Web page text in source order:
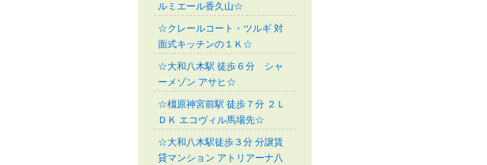
ルミエール香久山☆
☆クレールコート・ツルギ 対
面式キッチンの１Ｋ☆
☆大和八木駅 徒歩６分 シャ
ーメゾン アサヒ☆
☆橿原神宮前駅 徒歩７分 ２Ｌ
ＤＫ エコヴィル馬場先☆
☆大和八木駅徒歩３分 分譲賃
貸マンション アトリアーナ八